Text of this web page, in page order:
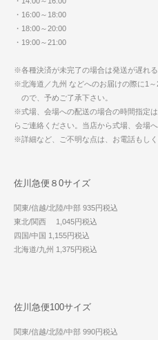
・16:00～18:00
・18:00～20:00
・19:00～21:00
※各種決済が未完了の場合は発送が遅れる
※北海道／九州 などへのお届けの際に1
ので、予めご了承下さい。
※式場、会場への配送の場合の時間指定
らご連絡ください。当店から式場、会場
※詳細など、ご不明な点は、お電話もし
佐川急便８0サイズ
関東/信越/北陸/中部 935円税込
東北/関西 1,045円税込
四国/中国 1,155円税込
北海道/九州 1,375円税込
佐川急便100サイズ
関東/信越/北陸/中部 990円税込